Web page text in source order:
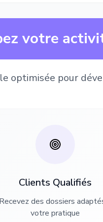
votre
optimisée pour
Clients Qualifiés
Recevez des dossiers
votre pratique